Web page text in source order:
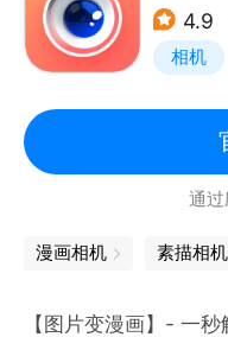
理都能帮助你轻松完
简单。
4.9
相机
通
漫画相机 素描相机
【图片变漫画】- 一